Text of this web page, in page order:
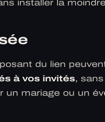
installer la
du lien
à vos invités,
un mariage ou un